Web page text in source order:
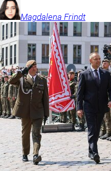
Magdalena Frindt